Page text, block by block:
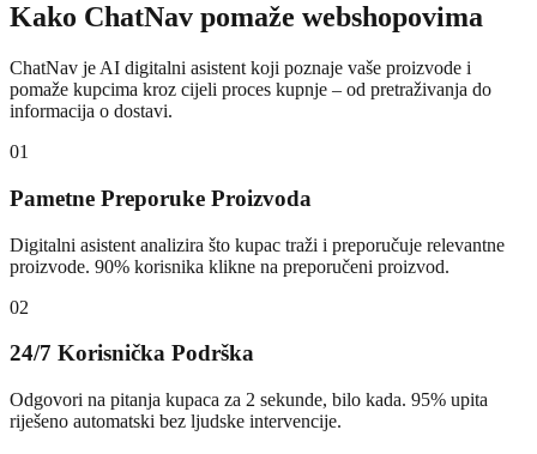
Kako ChatNav pomaže webshopovima
ChatNav je AI digitalni asistent koji poznaje vaše proizvode i
pomaže kupcima kroz cijeli proces kupnje – od pretraživanja do
informacija o dostavi.
01
Pametne Preporuke Proizvoda
Digitalni asistent analizira što kupac traži i preporučuje relevantne
proizvode. 90% korisnika klikne na preporučeni proizvod.
02
24/7 Korisnička Podrška
Odgovori na pitanja kupaca za 2 sekunde, bilo kada. 95% upita
riješeno automatski bez ljudske intervencije.